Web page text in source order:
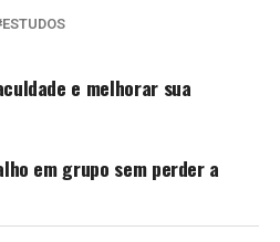
ESTUDOS
e melhorar sua
em grupo sem perder a